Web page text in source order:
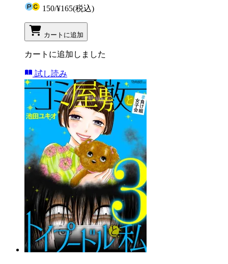
150/¥165(税込)
カートに追加
カートに追加しました
試し読み